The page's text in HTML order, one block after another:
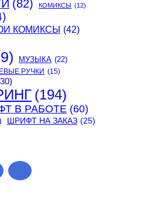
(82) КОМИКСЫ (12)
КОМИКСЫ (42)
МУЗЫКА (22)
РУЧКИ (15)
(194)
В РАБОТЕ (60)
ШРИФТ НА ЗАКАЗ (25)